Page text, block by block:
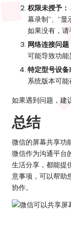
权限未授予：
幕录制”、“显
如果没有，请
网络连接问题
可能导致功能
特定型号设备
系统版本可能
如果遇到问题，建
总结
微信的屏幕共享功
微信作为沟通平台
生活分享，都能提
意事项，可以帮助
协作。